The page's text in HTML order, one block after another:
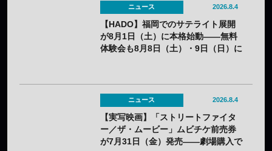
ニュース 2026.8.4
【HADO】福岡でのサテライト展開
が8月1日（土）に本格始動——無料
体験会も8月8日（土）・9日（日）に
ニュース 2026.8.4
【実写映画】「ストリートファイタ
ー／ザ・ムービー」ムビチケ前売券
が7月31日（金）発売——劇場購入で